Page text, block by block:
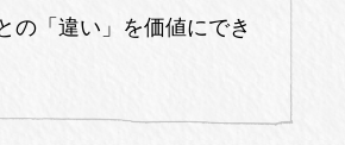
の「違い」を価値にでき